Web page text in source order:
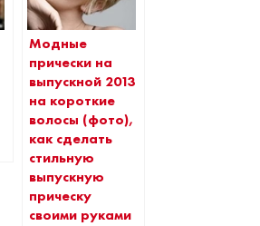
Модные
прически на
выпускной 2013
на короткие
волосы (фото),
как сделать
стильную
выпускную
прическу
своими руками